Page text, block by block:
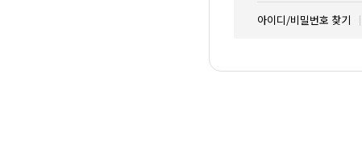
아이디/비밀번호 찾기